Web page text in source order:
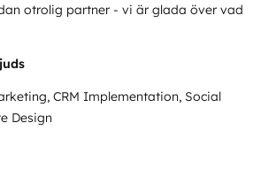
otrolig partner - vi är glada över vad
CRM Implementation, Social
Design